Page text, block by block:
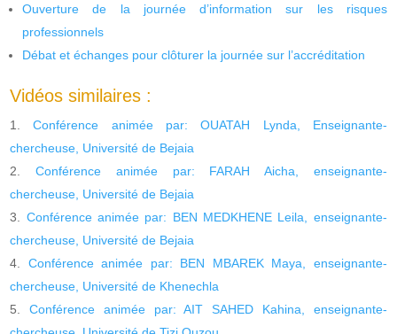
Ouverture de la journée d’information sur les risques
professionnels
Débat et échanges pour clôturer la journée sur l’accréditation
Vidéos similaires :
Conférence animée par: OUATAH Lynda, Enseignante-
chercheuse, Université de Bejaia
Conférence animée par: FARAH Aicha, enseignante-
chercheuse, Université de Bejaia
Conférence animée par: BEN MEDKHENE Leila, enseignante-
chercheuse, Université de Bejaia
Conférence animée par: BEN MBAREK Maya, enseignante-
chercheuse, Université de Khenechla
Conférence animée par: AIT SAHED Kahina, enseignante-